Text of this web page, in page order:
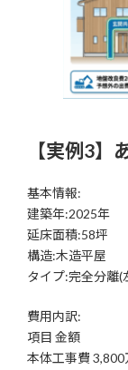
【実例3】
基本情報:
建築年:2025年
延床面積:58坪
構造:木造平屋
タイプ:完全分離(
費用内訳:
項目 金額
本体工事費 3,800